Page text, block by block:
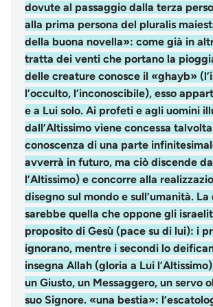
dovute al passaggio dalla terza
alla prima persona del pluralis
della buona novella»: come già in
tratta dei venti che portano la
delle creature conosce il «ghayb»
l’occulto, l’inconoscibile), esso
e a Lui solo. Ai profeti e agli uomini
dall’Altissimo viene concessa
conoscenza di una parte
avverrà in futuro, ma ciò discende
l’Altissimo) e concorre alla
disegno sul mondo e sull’umanità.
sarebbe quella che oppone gli
proposito di Gesù (pace su di lui): i
ignorano, mentre i secondi lo
insegna Allah (gloria a Lui
un Giusto, un Messaggero, un servo
suo Signore. «una bestia»: